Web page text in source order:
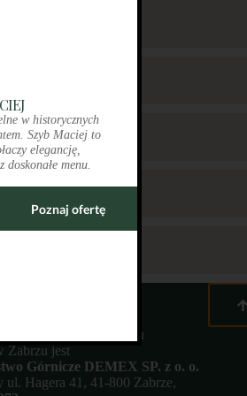
Zabytkowego Kompleksu
Zabrzu jest
Górnicze DEMEX SP. z o. o.
ul. Hagera 41, 41-800 Zabrze,
w historycznych
Szyb Maciej to
elegancję,
menu.
Poznaj ofertę